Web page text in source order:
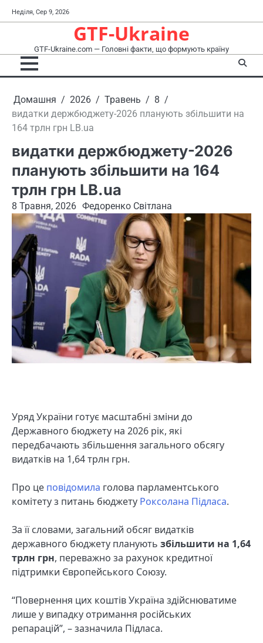
до
Неділя, Сер 9, 2026
GTF-Ukraine
GTF-Ukraine.com — Головні факти, що формують країну
Домашня 2026 Травень
8
видатки держбюджету-2026 планують збільшити на
164 трлн грн LB.ua
видатки держбюджету-2026
планують збільшити на 164
трлн грн LB.ua
8 Травня, 2026 Федоренко Світлана
Уряд України готує масштабні зміни до
Державного бюджету на 2026 рік, які
передбачають збільшення загального обсягу
видатків на 1,64 трлн грн.
Про це повідомила голова парламентського
комітету з питань бюджету Роксолана Підласа.
За її словами, загальний обсяг видатків
державного бюджету планують збільшити на 1,64
трлн грн, переважно за рахунок кредитної
підтримки Європейського Союзу.
“Повернення цих коштів Україна здійснюватиме
лише у випадку отримання російських
репарацій”, – зазначила Підласа.